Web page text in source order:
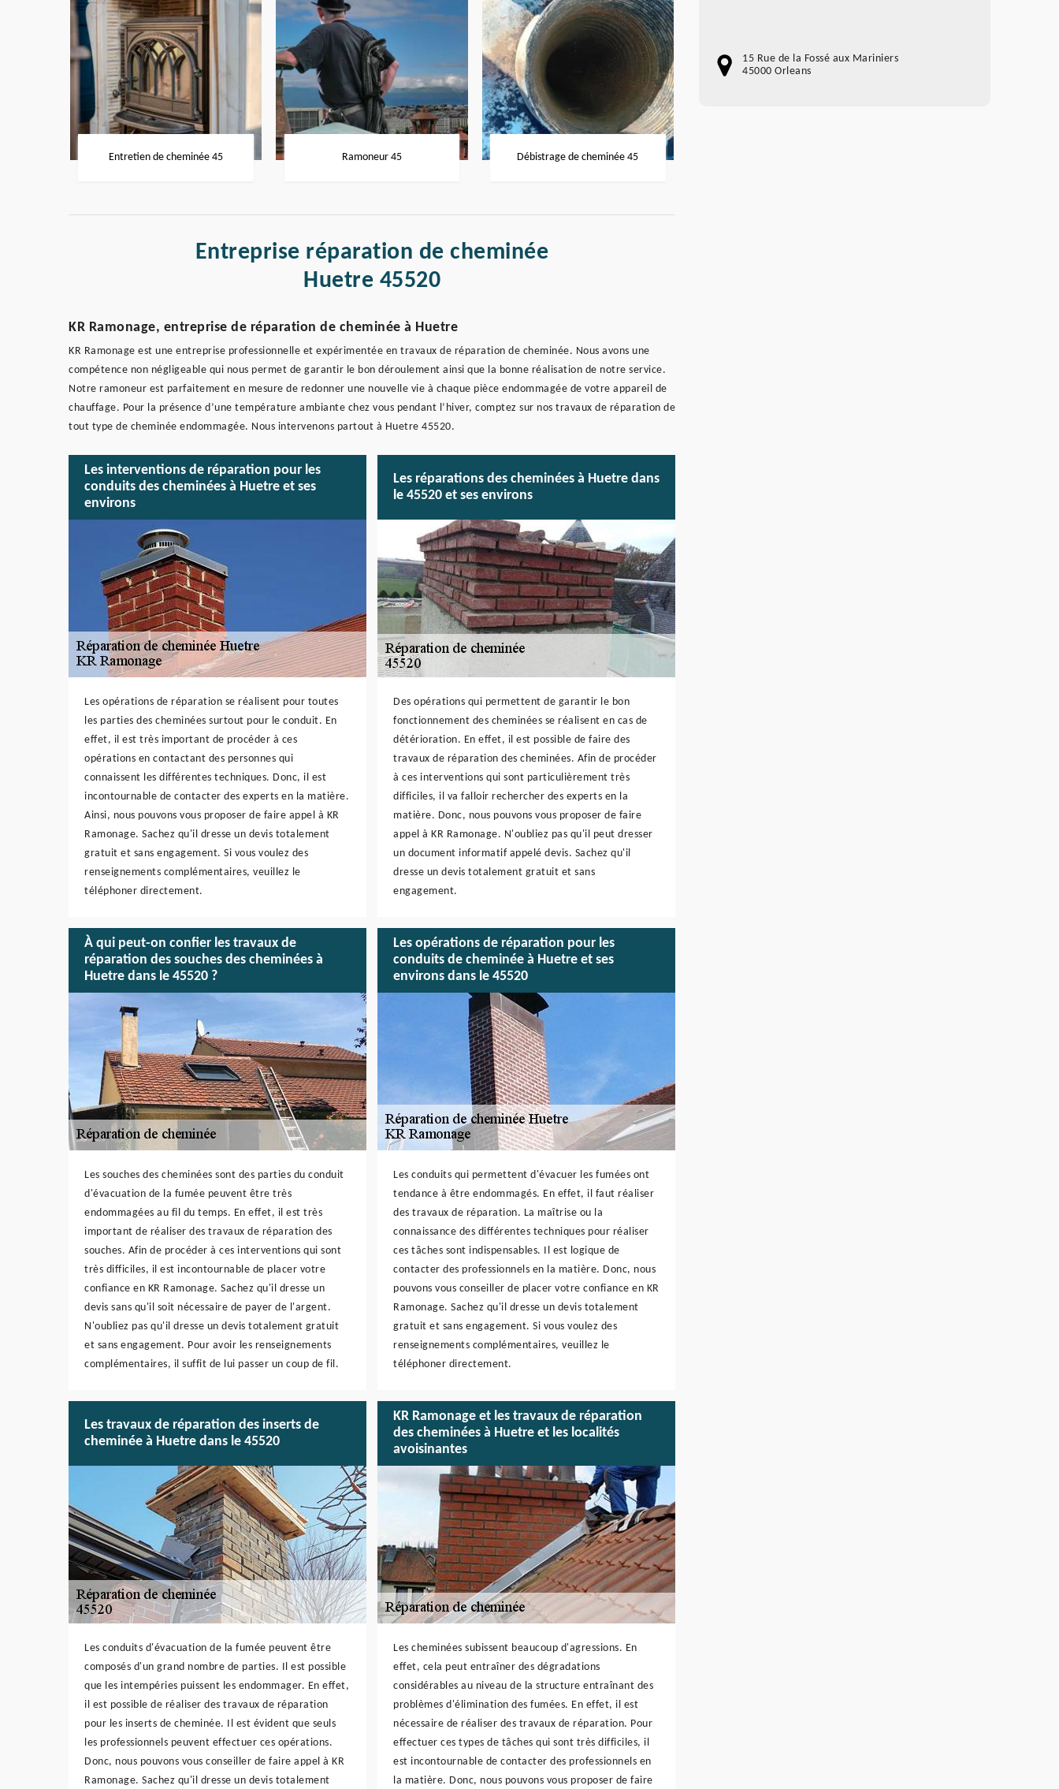
Entretien de cheminée 45 Ramoneur 45 Débistrage de cheminée 45
Entreprise réparation de cheminée
Huetre 45520
KR Ramonage, entreprise de réparation de cheminée à Huetre
KR Ramonage est une entreprise professionnelle et expérimentée en travaux de réparation de cheminée. Nous avons une
compétence non négligeable qui nous permet de garantir le bon déroulement ainsi que la bonne réalisation de notre service.
Notre ramoneur est parfaitement en mesure de redonner une nouvelle vie à chaque pièce endommagée de votre appareil de
chauffage. Pour la présence d’une température ambiante chez vous pendant l’hiver, comptez sur nos travaux de réparation de
tout type de cheminée endommagée. Nous intervenons partout à Huetre 45520.
Les interventions de réparation pour les
conduits des cheminées à Huetre et ses
environs
Les opérations de réparation se réalisent pour toutes
les parties des cheminées surtout pour le conduit. En
effet, il est très important de procéder à ces
opérations en contactant des personnes qui
connaissent les différentes techniques. Donc, il est
incontournable de contacter des experts en la matière.
Ainsi, nous pouvons vous proposer de faire appel à KR
Ramonage. Sachez qu'il dresse un devis totalement
gratuit et sans engagement. Si vous voulez des
renseignements complémentaires, veuillez le
téléphoner directement.
Les réparations des cheminées à Huetre dans
le 45520 et ses environs
Des opérations qui permettent de garantir le bon
fonctionnement des cheminées se réalisent en cas de
détérioration. En effet, il est possible de faire des
travaux de réparation des cheminées. Afin de procéder
à ces interventions qui sont particulièrement très
difficiles, il va falloir rechercher des experts en la
matière. Donc, nous pouvons vous proposer de faire
appel à KR Ramonage. N'oubliez pas qu'il peut dresser
un document informatif appelé devis. Sachez qu'il
dresse un devis totalement gratuit et sans
engagement.
À qui peut-on confier les travaux de
réparation des souches des cheminées à
Huetre dans le 45520 ?
Les souches des cheminées sont des parties du conduit
d'évacuation de la fumée peuvent être très
endommagées au fil du temps. En effet, il est très
important de réaliser des travaux de réparation des
souches. Afin de procéder à ces interventions qui sont
très difficiles, il est incontournable de placer votre
confiance en KR Ramonage. Sachez qu'il dresse un
devis sans qu'il soit nécessaire de payer de l'argent.
N'oubliez pas qu'il dresse un devis totalement gratuit
et sans engagement. Pour avoir les renseignements
complémentaires, il suffit de lui passer un coup de fil.
Les opérations de réparation pour les
conduits de cheminée à Huetre et ses
environs dans le 45520
Les conduits qui permettent d'évacuer les fumées ont
tendance à être endommagés. En effet, il faut réaliser
des travaux de réparation. La maîtrise ou la
connaissance des différentes techniques pour réaliser
ces tâches sont indispensables. Il est logique de
contacter des professionnels en la matière. Donc, nous
pouvons vous conseiller de placer votre confiance en KR
Ramonage. Sachez qu'il dresse un devis totalement
gratuit et sans engagement. Si vous voulez des
renseignements complémentaires, veuillez le
téléphoner directement.
Les travaux de réparation des inserts de
cheminée à Huetre dans le 45520
Les conduits d'évacuation de la fumée peuvent être
composés d'un grand nombre de parties. Il est possible
que les intempéries puissent les endommager. En effet,
il est possible de réaliser des travaux de réparation
pour les inserts de cheminée. Il est évident que seuls
les professionnels peuvent effectuer ces opérations.
Donc, nous pouvons vous conseiller de faire appel à KR
Ramonage. Sachez qu'il dresse un devis totalement
KR Ramonage et les travaux de réparation
des cheminées à Huetre et les localités
avoisinantes
Les cheminées subissent beaucoup d'agressions. En
effet, cela peut entraîner des dégradations
considérables au niveau de la structure entraînant des
problèmes d'élimination des fumées. En effet, il est
nécessaire de réaliser des travaux de réparation. Pour
effectuer ces types de tâches qui sont très difficiles, il
est incontournable de contacter des professionnels en
la matière. Donc, nous pouvons vous proposer de faire
15 Rue de la Fossé aux Mariniers
45000 Orleans